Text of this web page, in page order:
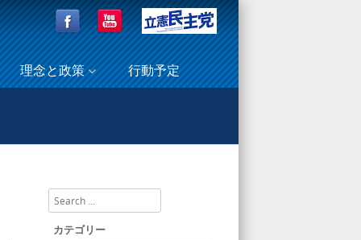
理念と政策 行動予定
Search
カテゴリー